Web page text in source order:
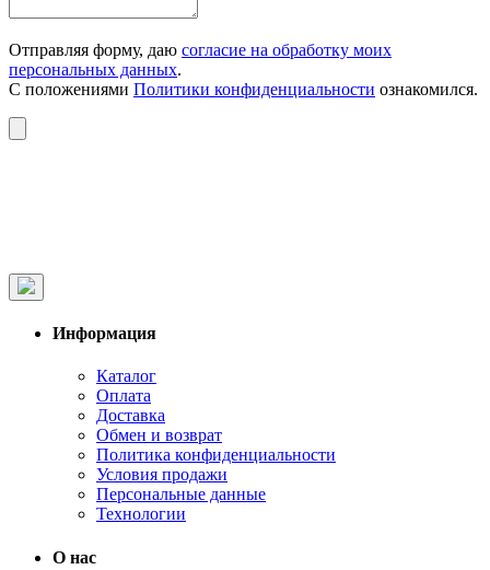
Отправляя форму, даю согласие на обработку моих
персональных данных.
С положениями Политики конфиденциальности ознакомился.
Информация
Каталог
Оплата
Доставка
Обмен и возврат
Политика конфиденциальности
Условия продажи
Персональные данные
Технологии
О нас